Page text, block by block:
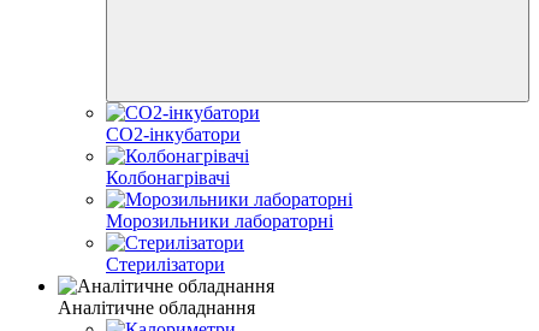
CO2-інкубатори
Колбонагрівачі
Морозильники лабораторні
Стерилізатори
Аналітичне обладнання